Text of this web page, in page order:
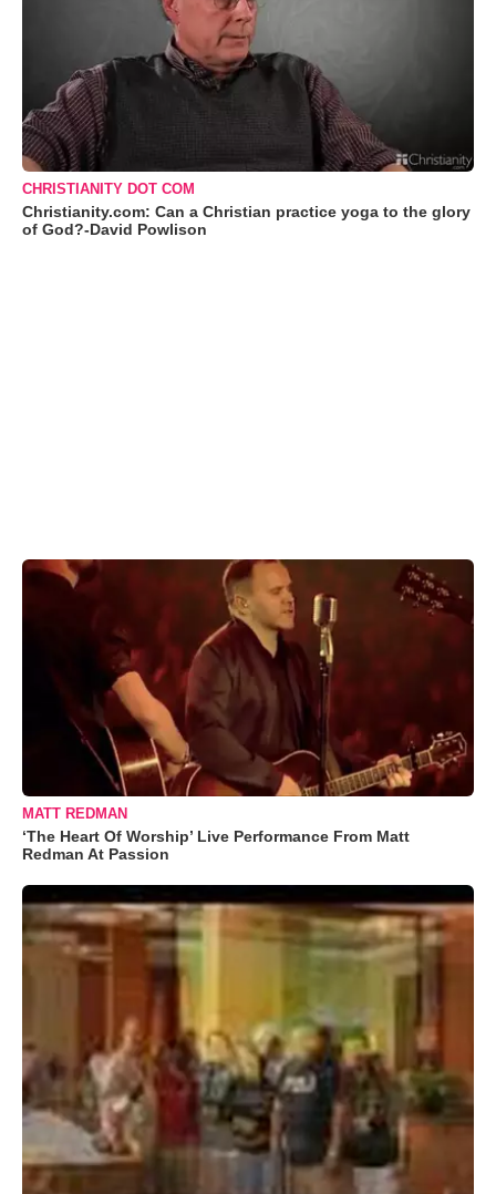
CHRISTIANITY DOT COM
Christianity.com: Can a Christian practice yoga to the glory
of God?-David Powlison
MATT REDMAN
‘The Heart Of Worship’ Live Performance From Matt
Redman At Passion